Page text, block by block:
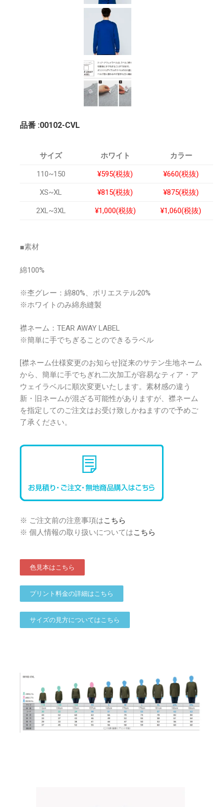
品番 :00102-CVL
サイズ ホワイト カラー
110~150 ¥595(税抜) ¥660(税抜)
XS~XL ¥815(税抜) ¥875(税抜)
2XL~3XL ¥1,000(税抜) ¥1,060(税抜)
■素材
綿100%
※杢グレー：綿80%、ポリエステル20%
※ホワイトのみ綿糸縫製
襟ネーム：TEAR AWAY LABEL
※簡単に手でちぎることのできるラベル
[襟ネーム仕様変更のお知らせ]従来のサテン生地ネーム
から、簡単に手でちぎれ二次加工が容易なティア・ア
ウェイラベルに順次変更いたします。素材感の違う
新・旧ネームが混ざる可能性がありますが、襟ネーム
を指定してのご注文はお受け致しかねますので予めご
了承ください。
※ ご注文前の注意事項はこちら
※ 個人情報の取り扱いについてはこちら
色見本はこちら
プリント料金の詳細はこちら
サイズの見方についてはこちら